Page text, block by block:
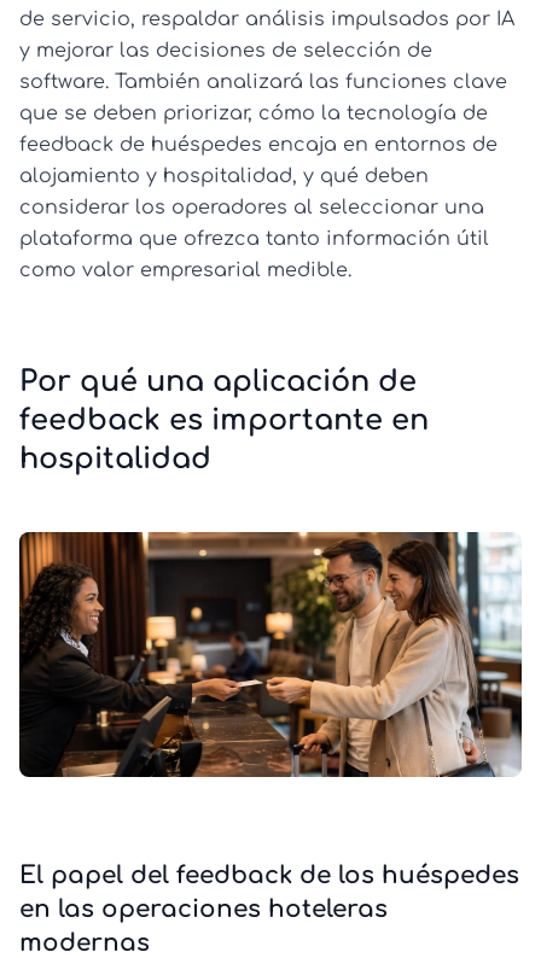
de servicio, respaldar análisis impulsados por IA
y mejorar las decisiones de selección de
software. También analizará las funciones clave
que se deben priorizar, cómo la tecnología de
feedback de huéspedes encaja en entornos de
alojamiento y hospitalidad, y qué deben
considerar los operadores al seleccionar una
plataforma que ofrezca tanto información útil
como valor empresarial medible.
Por qué una aplicación de
feedback es importante en
hospitalidad
El papel del feedback de los huéspedes
en las operaciones hoteleras
modernas